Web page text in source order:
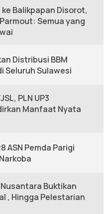
Balikpapan Disorot,
Semua yang
Distribusi BBM
Seluruh Sulawesi
PLN UP3
Manfaat Nyata
ASN Pemda Parigi
Nusantara Buktikan
, Hingga Pelestarian